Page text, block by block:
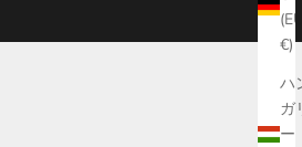
€)
ハ
ガ
ー